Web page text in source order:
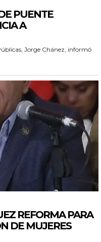
PUENTE
A
Jorge Chánez, informó
REFORMA PARA
DE MUJERES